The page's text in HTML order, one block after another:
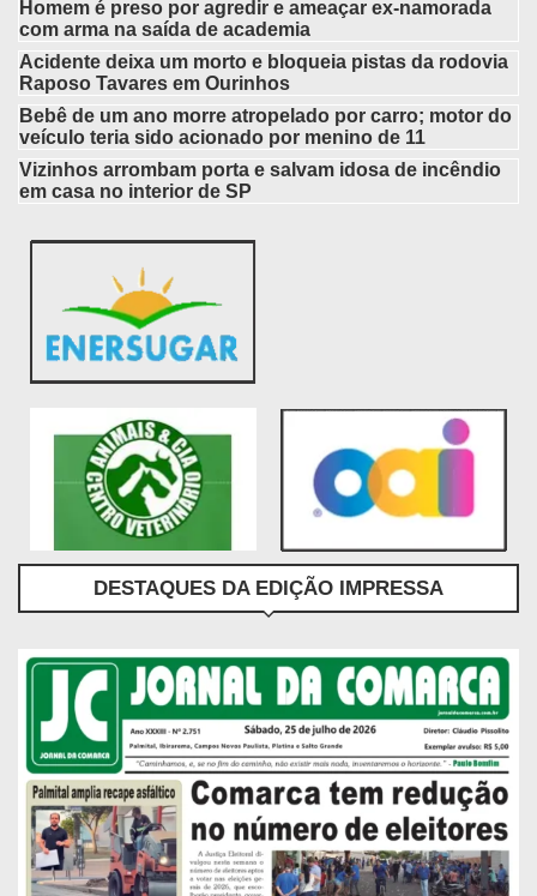
Homem é preso por agredir e ameaçar ex-namorada
com arma na saída de academia
Acidente deixa um morto e bloqueia pistas da rodovia
Raposo Tavares em Ourinhos
Bebê de um ano morre atropelado por carro; motor do
veículo teria sido acionado por menino de 11
Vizinhos arrombam porta e salvam idosa de incêndio
em casa no interior de SP
DESTAQUES DA EDIÇÃO IMPRESSA